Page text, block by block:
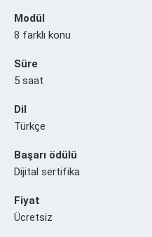
Modül
8 farklı konu
Süre
5 saat
Dil
Türkçe
Başarı ödülü
Dijital sertifika
Fiyat
Ücretsiz